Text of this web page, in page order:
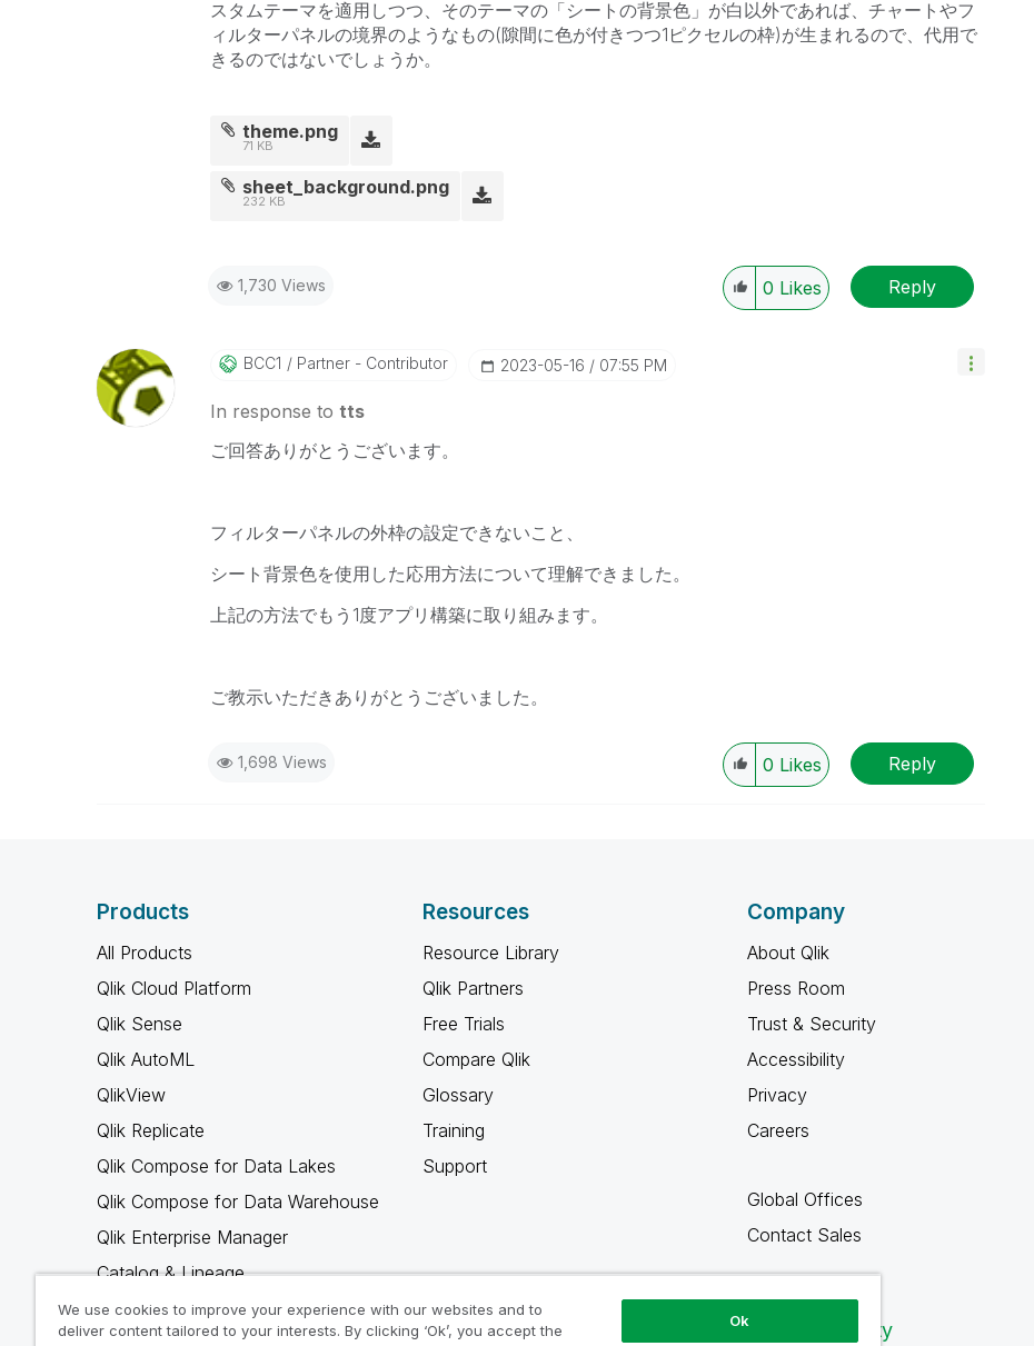
スタムテーマを適用しつつ、そのテーマの「シートの背景色」が白以外であれば、チャートやフ
ィルターパネルの境界のようなもの(隙間に色が付きつつ1ピクセルの枠)が生まれるので、代用で
きるのではないでしょうか。
theme.png
71 KB
sheet_background.png
232 KB
1,730 Views 0 Likes Reply
BCC1 Partner - Contributor ‎2023-05-16 07:55 PM
In response to tts
ご回答ありがとうございます。
フィルターパネルの外枠の設定できないこと、
シート背景色を使用した応用方法について理解できました。
上記の方法でもう1度アプリ構築に取り組みます。
ご教示いただきありがとうございました。
1,698 Views 0 Likes Reply
Products
All Products
Qlik Cloud Platform
Qlik Sense
Qlik AutoML
QlikView
Qlik Replicate
Qlik Compose for Data Lakes
Qlik Compose for Data Warehouse
Qlik Enterprise Manager
Catalog & Lineage
Qlik Gold Client
Resources
Resource Library
Qlik Partners
Free Trials
Compare Qlik
Glossary
Training
Support
Company
About Qlik
Press Room
Trust & Security
Accessibility
Privacy
Careers
Global Offices
Contact Sales
Qlik Community
We use cookies to improve your experience with our websites and to
deliver content tailored to your interests. By clicking ‘Ok’, you accept the
Ok